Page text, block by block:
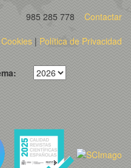
985 285 778
Contactar
Cookies | Política de Privacidad